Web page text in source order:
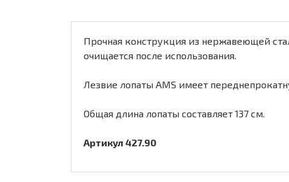
Прочная конструкция из нержавеющей
очищается после использования.
Лезвие лопаты AMS имеет
Общая длина лопаты составляет 137 см.
Артикул 427.90